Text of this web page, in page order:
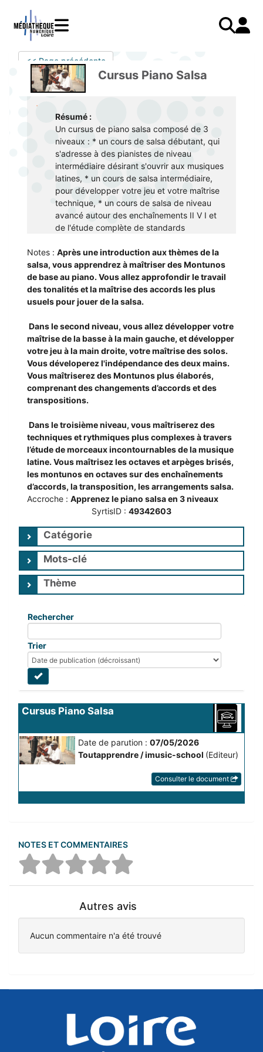
Catalogue
Menu
mobile
LIVRES
E-books
Livres audio
PRESSE
Podcasts Radio France
Livres audio
COURS EN LIGNE
Mon
compte
responsive
Mode d'emploi
Mon compte
Je me connecte
Je me connecte pour la première fois
JE N'AI PAS DE COMPTE
Je me préinscris
J'AI BESOIN D'AIDE
Aide à la connexion
J'ai oublié mon mot de passe
<< Page précédente
Cursus Piano Salsa
Résumé :
Un cursus de piano salsa composé de 3
niveaux : * un cours de salsa débutant, qui
s'adresse à des pianistes de niveau
intermédiaire désirant s'ouvrir aux musiques
latines, * un cours de salsa intermédiaire,
pour développer votre jeu et votre maîtrise
technique, * un cours de salsa de niveau
avancé autour des enchaînements II V I et
de l'étude complète de standards
Notes : Après une introduction aux thèmes de la
salsa, vous apprendrez à maîtriser des Montunos
de base au piano. Vous allez approfondir le travail
des tonalités et la maîtrise des accords les plus
usuels pour jouer de la salsa.
maîtrise de la basse à la main gauche, et développer
votre jeu à la main droite, votre maîtrise des solos.
Vous déveloperez l'indépendance des deux mains.
Vous maîtriserez des Montunos plus élaborés,
comprenant des changements d’accords et des
transpositions.
techniques et rythmiques plus complexes à travers
l’étude de morceaux incontournables de la musique
latine. Vous maîtrisez les octaves et arpèges brisés,
les montunos en octaves sur des enchaînements
d’accords, la transposition, les arrangements salsa.
Accroche : Apprenez le piano salsa en 3 niveaux
SyrtisID : 49342603
Catégorie
Mots-clé
Thème
Rechercher
Trier
Cursus Piano Salsa
Date de parution : 07/05/2026
Toutapprendre / imusic-school (Editeur)
Consulter le document
NOTES ET COMMENTAIRES
Autres avis
Aucun commentaire n'a été trouvé